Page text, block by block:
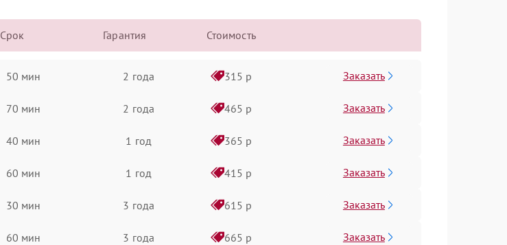
Срок Гарантия Стоимость
50 мин 2 года 315 р Заказать
70 мин 2 года 465 р Заказать
40 мин 1 год 365 р Заказать
60 мин 1 год 415 р Заказать
30 мин 3 года 615 р Заказать
60 мин 3 года 665 р Заказать